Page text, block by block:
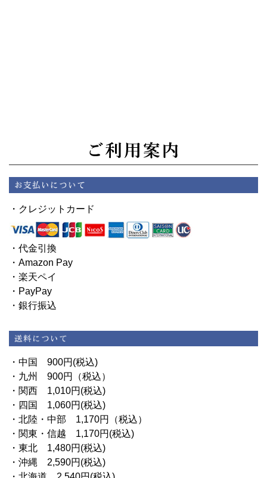
・クレジットカード
・代金引換
・Amazon Pay
・楽天ペイ
・PayPay
・銀行振込
・中国 900円(税込)
・九州 900円（税込）
・関西 1,010円(税込)
・四国 1,060円(税込)
・北陸・中部 1,170円（税込）
・関東・信越 1,170円(税込)
・東北 1,480円(税込)
・沖縄 2,590円(税込)